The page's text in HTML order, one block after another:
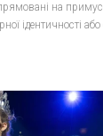
на
ідентичності